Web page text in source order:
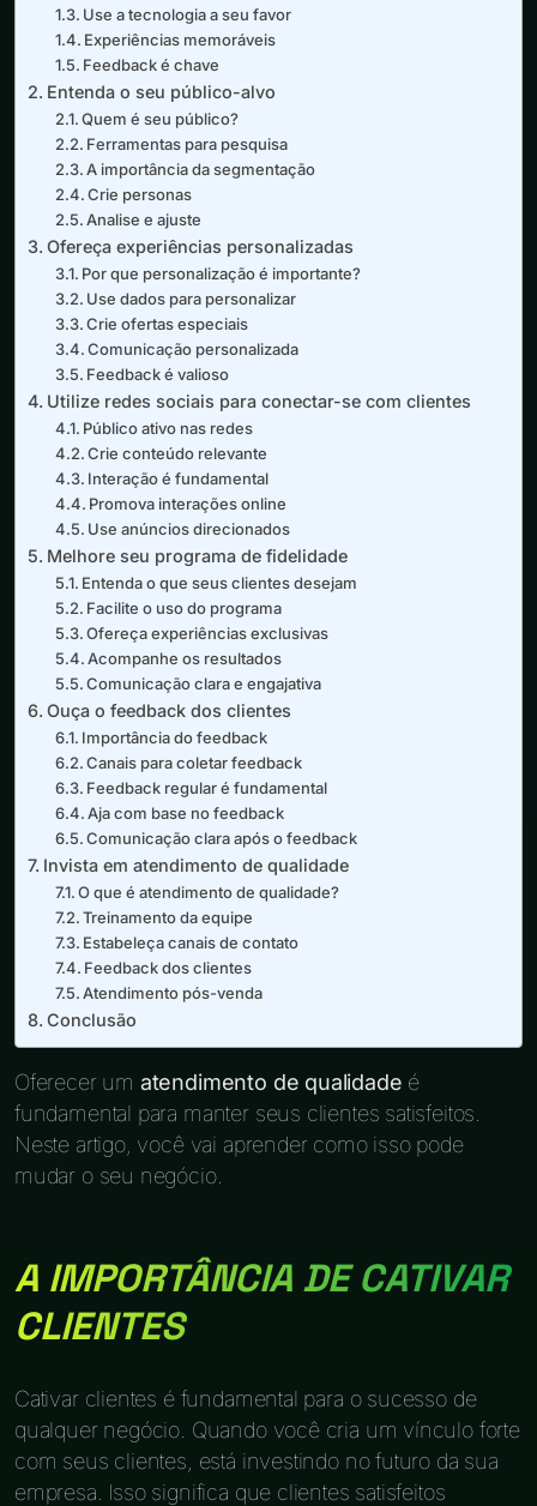
Use a tecnologia a seu favor
Experiências memoráveis
Feedback é chave
Entenda o seu público-alvo
Quem é seu público?
Ferramentas para pesquisa
A importância da segmentação
Crie personas
Analise e ajuste
Ofereça experiências personalizadas
Por que personalização é importante?
Use dados para personalizar
Crie ofertas especiais
Comunicação personalizada
Feedback é valioso
Utilize redes sociais para conectar-se com clientes
Público ativo nas redes
Crie conteúdo relevante
Interação é fundamental
Promova interações online
Use anúncios direcionados
Melhore seu programa de fidelidade
Entenda o que seus clientes desejam
Facilite o uso do programa
Ofereça experiências exclusivas
Acompanhe os resultados
Comunicação clara e engajativa
Ouça o feedback dos clientes
Importância do feedback
Canais para coletar feedback
Feedback regular é fundamental
Aja com base no feedback
Comunicação clara após o feedback
Invista em atendimento de qualidade
O que é atendimento de qualidade?
Treinamento da equipe
Estabeleça canais de contato
Feedback dos clientes
Atendimento pós-venda
Conclusão
Oferecer um atendimento de qualidade é
fundamental para manter seus clientes satisfeitos.
Neste artigo, você vai aprender como isso pode
mudar o seu negócio.
A IMPORTÂNCIA DE CATIVAR
CLIENTES
Cativar clientes é fundamental para o sucesso de
qualquer negócio. Quando você cria um vínculo forte
com seus clientes, está investindo no futuro da sua
empresa. Isso significa que clientes satisfeitos